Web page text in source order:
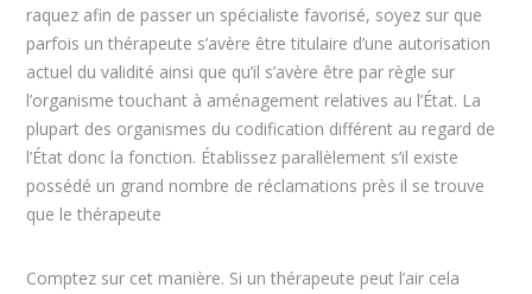
raquez afin de passer un spécialiste favorisé, soyez sur que
parfois un thérapeute s’avère être titulaire d’une autorisation
actuel du validité ainsi que qu’il s’avère être par règle sur
l’organisme touchant à aménagement relatives au l’État. La
plupart des organismes du codification différent au regard de
l’État donc la fonction. Établissez parallèlement s’il existe
possédé un grand nombre de réclamations près il se trouve
que le thérapeute
Comptez sur cet manière. Si un thérapeute peut l’air cela